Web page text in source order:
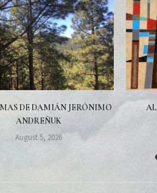
DE DAMIÁN JERÓNIMO
ANDREÑUK
August 5, 2026